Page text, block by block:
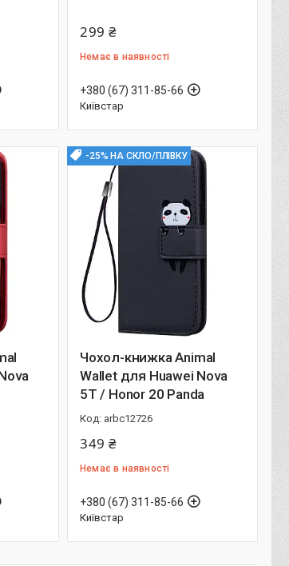
299 ₴
Немає в наявності
+380 (67) 311-85-66
Київстар
-25% НА СКЛО/ПЛІВКУ
Чохол-книжка Animal
Wallet для Huawei Nova
5T / Honor 20 Panda
arbc12726
349 ₴
Немає в наявності
+380 (67) 311-85-66
Київстар